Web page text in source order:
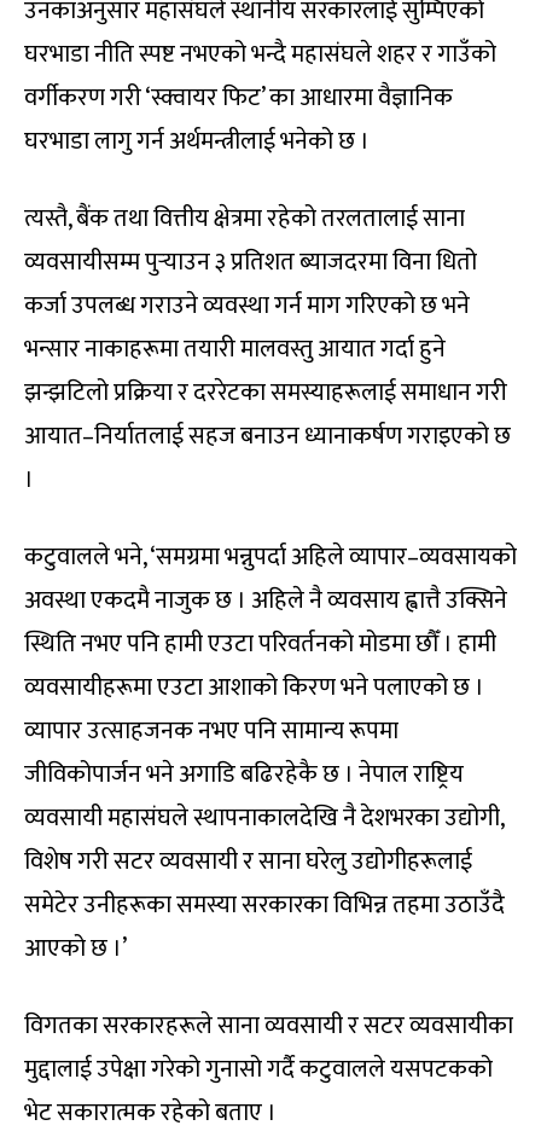
उनकाअनुसार महासंघले स्थानीय सरकारलाई सुम्पिएको
घरभाडा नीति स्पष्ट नभएको भन्दै महासंघले शहर र गाउँको
वर्गीकरण गरी ‘स्क्वायर फिट’ का आधारमा वैज्ञानिक
घरभाडा लागु गर्न अर्थमन्त्रीलाई भनेको छ ।
त्यस्तै, बैंक तथा वित्तीय क्षेत्रमा रहेको तरलतालाई साना
व्यवसायीसम्म पुर्‍याउन ३ प्रतिशत ब्याजदरमा विना धितो
कर्जा उपलब्ध गराउने व्यवस्था गर्न माग गरिएको छ भने
भन्सार नाकाहरूमा तयारी मालवस्तु आयात गर्दा हुने
झन्झटिलो प्रक्रिया र दररेटका समस्याहरूलाई समाधान गरी
आयात–निर्यातलाई सहज बनाउन ध्यानाकर्षण गराइएको छ
।
कटुवालले भने, ‘समग्रमा भन्नुपर्दा अहिले व्यापार–व्यवसायको
अवस्था एकदमै नाजुक छ । अहिले नै व्यवसाय ह्वात्तै उक्सिने
स्थिति नभए पनि हामी एउटा परिवर्तनको मोडमा छौँ । हामी
व्यवसायीहरूमा एउटा आशाको किरण भने पलाएको छ ।
व्यापार उत्साहजनक नभए पनि सामान्य रूपमा
जीविकोपार्जन भने अगाडि बढिरहेकै छ । नेपाल राष्ट्रिय
व्यवसायी महासंघले स्थापनाकालदेखि नै देशभरका उद्योगी,
विशेष गरी सटर व्यवसायी र साना घरेलु उद्योगीहरूलाई
समेटेर उनीहरूका समस्या सरकारका विभिन्न तहमा उठाउँदै
आएको छ ।’
विगतका सरकारहरूले साना व्यवसायी र सटर व्यवसायीका
मुद्दालाई उपेक्षा गरेको गुनासो गर्दै कटुवालले यसपटकको
भेट सकारात्मक रहेको बताए ।